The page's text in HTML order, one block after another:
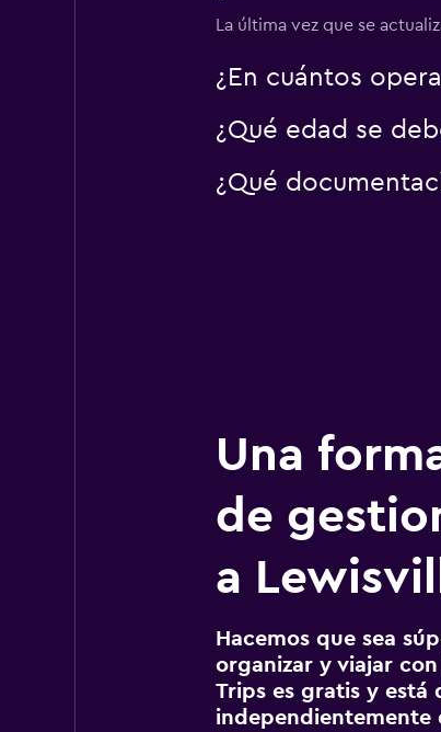
La última vez que se
¿En cuántos
¿Qué edad se
¿Qué
Una
de
a
Hacemos que sea
organizar y viajar
Trips es gratis y está
independientemente